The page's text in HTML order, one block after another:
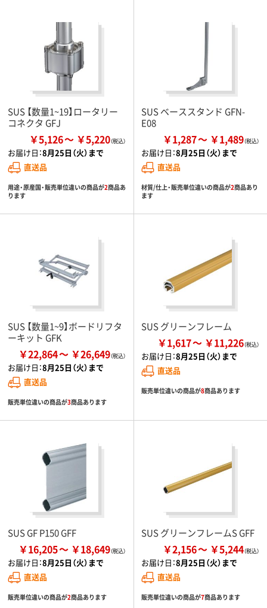
SUS 【数量1~19】ロータリー
コネクタ GFJ
￥5,126 ￥5,220
お届け日：8月25日（火）まで
直送品
用途・原産国・販売単位違いの商品が2商品あ
ります
SUS ベーススタンド GFN-
E08
￥1,287 ￥1,489
お届け日：8月25日（火）まで
直送品
材質/仕上・販売単位違いの商品が2商品あり
ます
SUS 【数量1~9】ボードリフタ
ーキット GFK
￥22,864 ￥26,649
お届け日：8月25日（火）まで
直送品
販売単位違いの商品が3商品あります
SUS グリーンフレーム
￥1,617 ￥11,226
お届け日：8月25日（火）まで
直送品
販売単位違いの商品が8商品あります
SUS GF P150 GFF
￥16,205 ￥18,649
お届け日：8月25日（火）まで
直送品
販売単位違いの商品が2商品あります
SUS グリーンフレームS GFF
￥2,156 ￥5,244
お届け日：8月25日（火）まで
直送品
販売単位違いの商品が7商品あります